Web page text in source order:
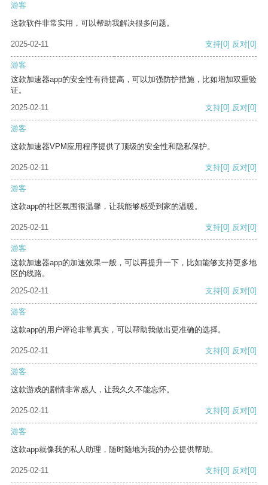
游客
这款软件非常实用，可以帮助我解决很多问题。
2025-02-11 支持[0] 反对[0]
游客
这款加速器app的安全性有待提高，可以加强防护措施，比如增加双重验
证。
2025-02-11
支持[0] 反对[0]
游客
这款加速器VPM应用程序提供了顶级的安全性和隐私保护。
2025-02-11 支持[0] 反对[0]
游客
这款app的社区氛围很温馨，让我能够感受到家的温暖。
2025-02-11 支持[0] 反对[0]
游客
这款加速器app的加速效果一般，可以再提升一下，比如能够支持更多地
区的线路。
2025-02-11
支持[0] 反对[0]
游客
这款app的用户评论非常真实，可以帮助我做出更准确的选择。
2025-02-11 支持[0] 反对[0]
游客
这款游戏的剧情非常感人，让我久久不能忘怀。
2025-02-11 支持[0] 反对[0]
游客
这款app就像我的私人助理，随时随地为我的办公提供帮助。
2025-02-11 支持[0] 反对[0]